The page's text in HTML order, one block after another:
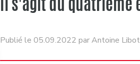
Publié le 05.09.2022 par Antoine